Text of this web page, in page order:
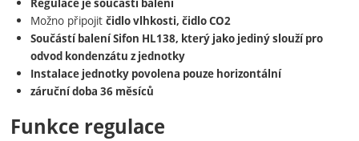
Instalacejednotky je povolena
horizontální
Český výrobek
Regulace je součástí balení
Možno připojitčidlo vlhkosti, čidlo CO2
Součástí balení Sifon HL138, který jako jediný slouží pro
odvod kondenzátu z jednotky
Instalace jednotky povolena pouze horizontální
záruční doba 36 měsíců
Funkce regulace